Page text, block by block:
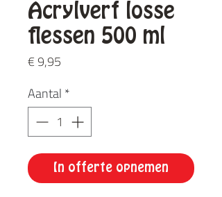
Acrylverf losse
flessen 500 ml
€ 9,95
Aantal*
In offerte opnemen